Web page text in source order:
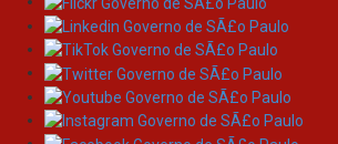
Skip
navigation
Search